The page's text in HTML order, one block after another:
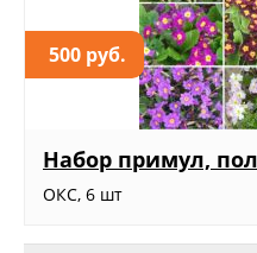
500 руб.
Набор примул,
ОКС, 6 шт